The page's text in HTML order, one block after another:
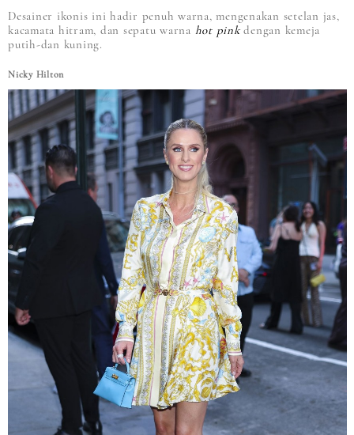
Desainer ikonis ini hadir penuh warna, mengenakan setelan jas,
kacamata hitram, dan sepatu warna hot pinkdengan kemeja
putih-dan kuning.
Nicky Hilton